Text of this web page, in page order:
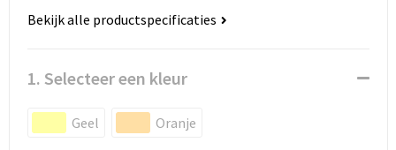
Bekijk alle productspecificaties
1. Selecteer een kleur
Geel Oranje